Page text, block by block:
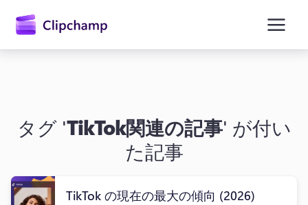
テ
タグ 'TikTok関連の記事' が付い
た記事
TikTok の現在の最大の傾向 (2026)